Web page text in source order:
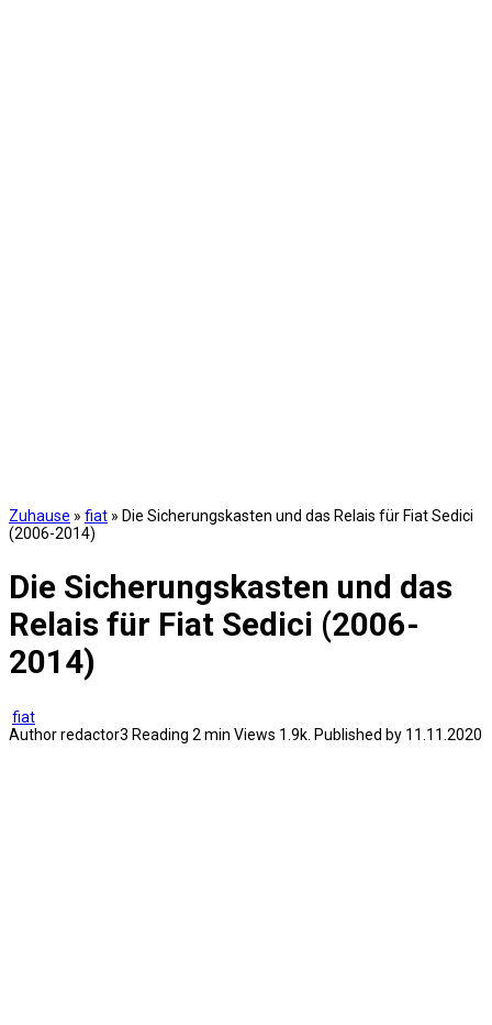
Zuhause » fiat » Die Sicherungskasten und das Relais für Fiat Sedici
(2006-2014)
Die Sicherungskasten und das
Relais für Fiat Sedici (2006-
2014)
fiat
Authorredactor3 Reading 2 min Views 1.9k. Published by 11.11.2020